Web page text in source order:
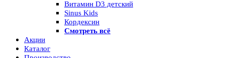
Витамин D3 детский
Sinus Kids
Кордексин
Смотреть всё
Акции
Каталог